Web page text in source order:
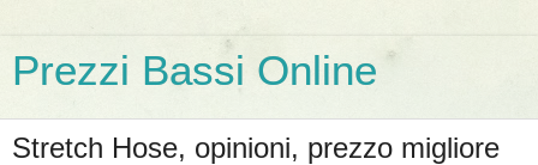
Prezzi Bassi Online
Stretch Hose, opinioni, prezzo migliore